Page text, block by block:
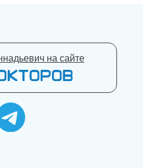
на сайте